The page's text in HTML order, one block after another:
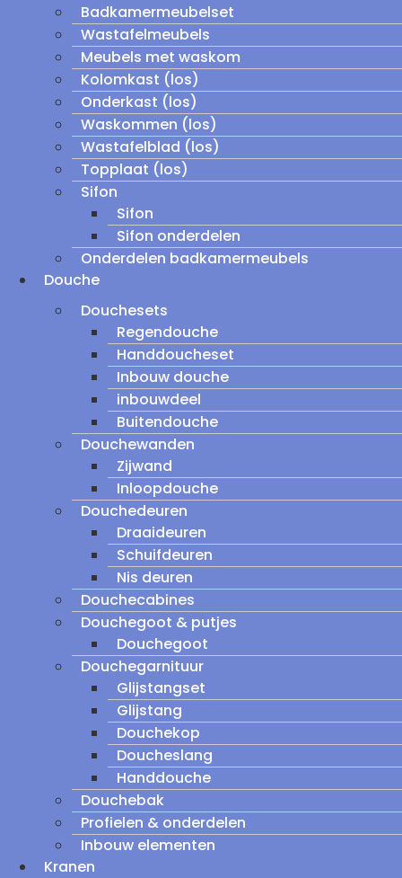
Badkamermeubelset
Wastafelmeubels
Meubels met waskom
Kolomkast (los)
Onderkast (los)
Waskommen (los)
Wastafelblad (los)
Topplaat (los)
Sifon
Sifon
Sifon onderdelen
Onderdelen badkamermeubels
Douche
Douchesets
Regendouche
Handdoucheset
Inbouw douche
inbouwdeel
Buitendouche
Douchewanden
Zijwand
Inloopdouche
Douchedeuren
Draaideuren
Schuifdeuren
Nis deuren
Douchecabines
Douchegoot & putjes
Douchegoot
Douchegarnituur
Glijstangset
Glijstang
Douchekop
Doucheslang
Handdouche
Douchebak
Profielen & onderdelen
Inbouw elementen
Kranen